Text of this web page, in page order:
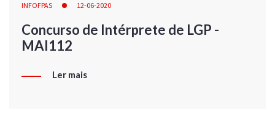
INFOFPAS 12-06-2020
Concurso de Intérprete de LGP -
MAI112
Ler mais